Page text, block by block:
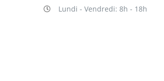
Lundi - Vendredi: 8h - 18h